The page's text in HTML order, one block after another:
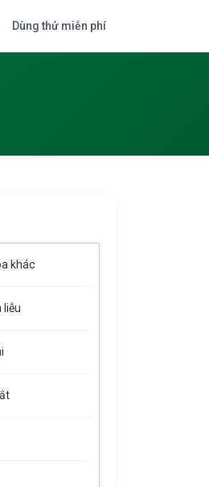
Dùng thử miễn phí
khác
liễu